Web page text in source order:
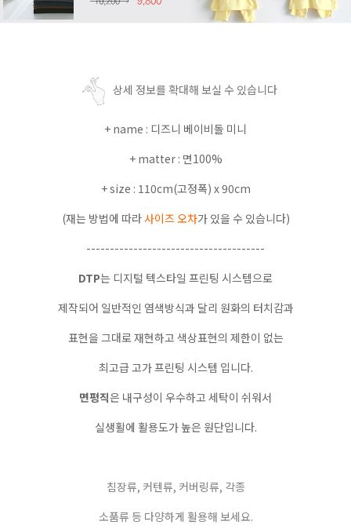
상세 정보를 확대해 보실 수 있습니다
+ name : 디즈니 베이비돌 미니
+ matter : 면100%
+ size : 110cm(고정폭) x 90cm
(재는 방법에 따라사이즈 오차가 있을 수 있습니다)
--------------------------------------
DTP는 디지털 텍스타일 프린팅 시스템으로
제작되어 일반적인 염색방식과 달리 원화의 터치감과
표현을 그대로 재현하고 색상표현의 제한이 없는
최고급 고가 프린팅 시스템 입니다.
면평직은 내구성이 우수하고 세탁이 쉬워서
실생활에 활용도가 높은 원단입니다.
침장류, 커텐류, 커버링류, 각종
소품류 등 다양하게 활용해 보세요.